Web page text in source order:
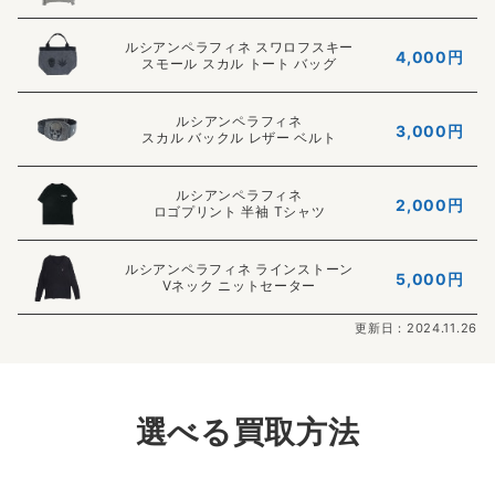
ルシアンペラフィネ スワロフスキー
スモール スカル トート バッグ
4,000円
ルシアンペラフィネ
スカル バックル レザー ベルト
3,000円
ルシアンペラフィネ
ロゴプリント 半袖 Tシャツ
2,000円
ルシアンペラフィネ ラインストーン
Vネック ニットセーター
5,000円
更新日：2024.11.26
選べる買取方法